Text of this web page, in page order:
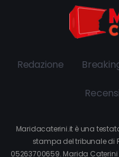
Redazione
Maridacaterini.it è una
stampa del tribunale di
05263700659. Marida